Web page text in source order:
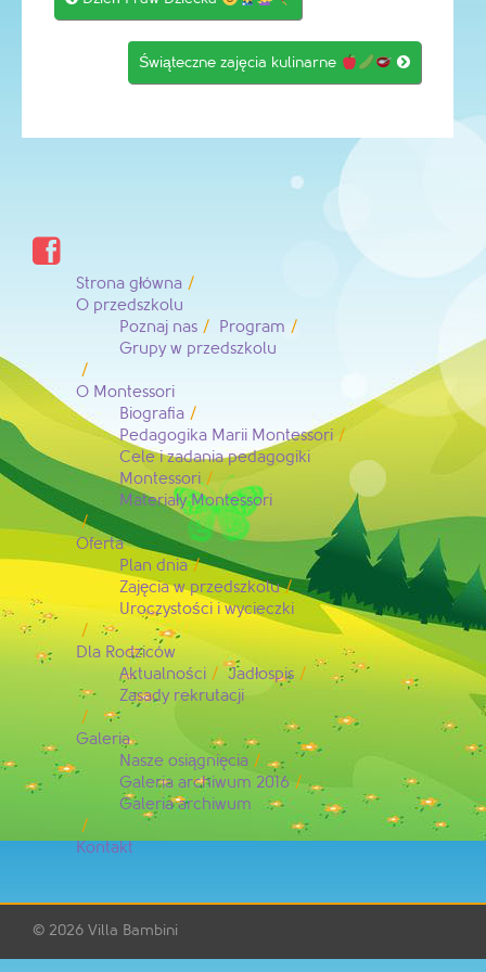
navigation
Świąteczne zajęcia kulinarne 

Strona główna
O przedszkolu
Poznaj nas
Program
Grupy w przedszkolu
O Montessori
Biografia
Pedagogika Marii Montessori
Cele i zadania pedagogiki
Montessori
Materiały Montessori
Oferta
Plan dnia
Zajęcia w przedszkolu
Uroczystości i wycieczki
Dla Rodziców
Aktualności
Jadłospis
Zasady rekrutacji
Galeria
Nasze osiągnięcia
Galeria archiwum 2016
Galeria archiwum
Kontakt
© 2026 Villa Bambini